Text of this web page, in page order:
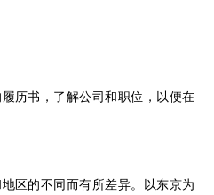
历书，了解公司和职位，以便在
区的不同而有所差异。以东京为